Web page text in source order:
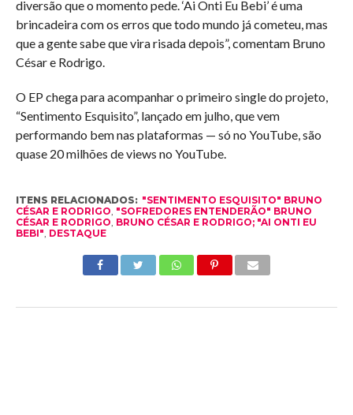
diversão que o momento pede. ‘Ai Onti Eu Bebi’ é uma
brincadeira com os erros que todo mundo já cometeu, mas
que a gente sabe que vira risada depois”, comentam Bruno
César e Rodrigo.
O EP chega para acompanhar o primeiro single do projeto,
“Sentimento Esquisito”, lançado em julho, que vem
performando bem nas plataformas — só no YouTube, são
quase 20 milhões de views no YouTube.
ITENS RELACIONADOS: "SENTIMENTO ESQUISITO" BRUNO
CÉSAR E RODRIGO "SOFREDORES ENTENDERÃO" BRUNO
CÉSAR E RODRIGO BRUNO CÉSAR E RODRIGO; "AI ONTI EU
BEBI" DESTAQUE